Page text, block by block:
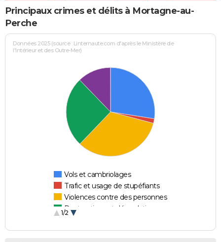
Principaux crimes et délits à Mortagne-au-
Perche
Données 2025 (source : Linternaute.com d'après le Ministère de
l'Intérieur et des Outre-Mer)
Vols et cambriolages
Trafic et usage de stupéfiants
Violences contre des personnes
Destructions et dégradations
1/2